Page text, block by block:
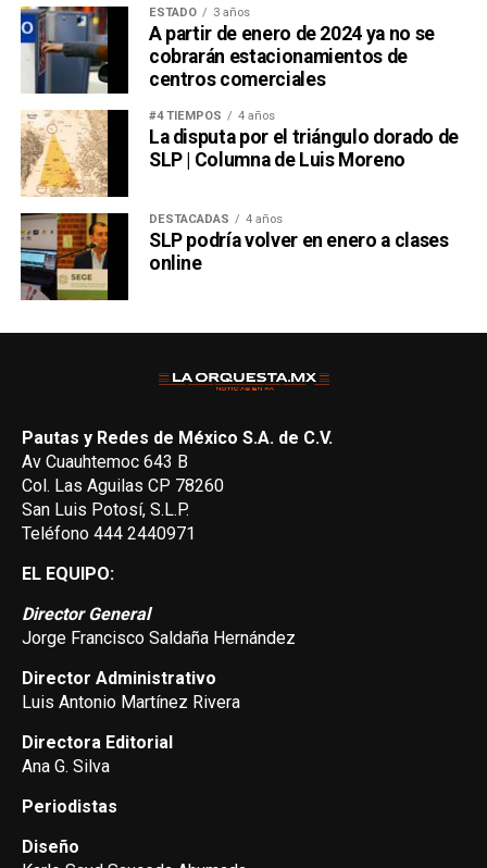
ESTADO 3 años
A partir de enero de 2024 ya no se
cobrarán estacionamientos de
centros comerciales
#4 TIEMPOS 4 años
La disputa por el triángulo dorado de
SLP | Columna de Luis Moreno
DESTACADAS 4 años
SLP podría volver en enero a clases
online
Pautas y Redes de México S.A. de C.V.
Av Cuauhtemoc 643 B
Col. Las Aguilas CP 78260
San Luis Potosí, S.L.P.
Teléfono 444 2440971
EL EQUIPO:
Director General
Jorge Francisco Saldaña Hernández
Director Administrativo
Luis Antonio Martínez Rivera
Directora Editorial
Ana G. Silva
Periodistas
Diseño